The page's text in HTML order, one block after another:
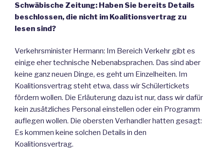
Schwäbische Zeitung: Haben Sie bereits Details
beschlossen, die nicht im Koalitionsvertrag zu
lesen sind?
Verkehrsminister Hermann: Im Bereich Verkehr gibt es
einige eher technische Nebenabsprachen. Das sind aber
keine ganz neuen Dinge, es geht um Einzelheiten. Im
Koalitionsvertrag steht etwa, dass wir Schülertickets
fördern wollen. Die Erläuterung dazu ist nur, dass wir dafür
kein zusätzliches Personal einstellen oder ein Programm
auflegen wollen. Die obersten Verhandler hatten gesagt:
Es kommen keine solchen Details in den
Koalitionsvertrag.